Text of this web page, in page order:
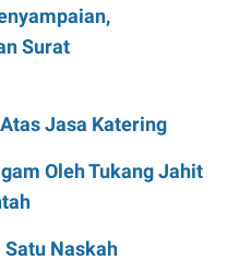
Surat
Jasa Katering
Oleh Tukang Jahit
Satu Naskah